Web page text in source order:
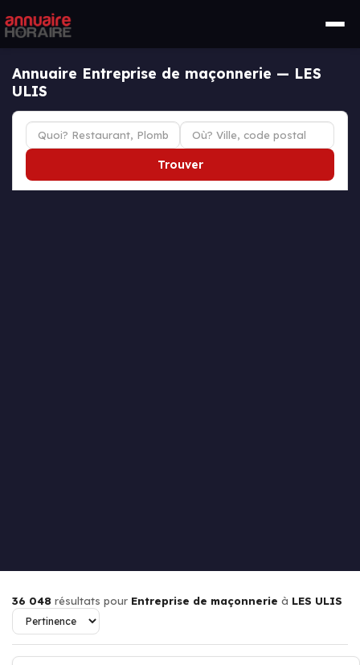
Annuaire Entreprise de maçonnerie — LES
ULIS
Trouver
36 048 résultats pour Entreprise de maçonnerie à LES ULIS